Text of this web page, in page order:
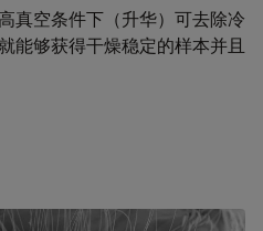
真空条件下（升华）可去除冷
能够获得干燥稳定的样本并且